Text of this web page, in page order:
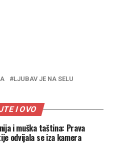
LJUBAV JE NA SELU
I OVO
i muška taština: Prava
odvijala se iza kamera